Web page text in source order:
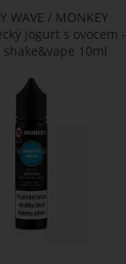
WAVE / MONKEY
jogurt s ovocem -
shake&vape 10ml